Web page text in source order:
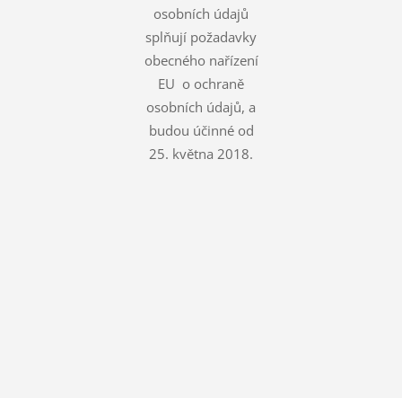
osobních údajů
splňují požadavky
obecného nařízení
EU o ochraně
osobních údajů, a
budou účinné od
25. května 2018.